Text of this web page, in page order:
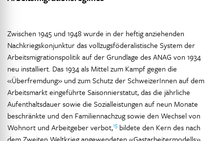
Zwischen 1945 und 1948 wurde in der heftig anziehenden
Nachkriegskonjunktur das vollzugsföderalistische System der
Arbeitsmigrationspolitik auf der Grundlage des ANAG von 1934
neu installiert. Das 1934 als Mittel zum Kampf gegen die
«Überfremdung» und zum Schutz der SchweizerInnen auf dem
Arbeitsmarkt eingeführte Saisonnierstatut, das die jährliche
Aufenthaltsdauer sowie die Sozialleistungen auf neun Monate
beschränkte und den Familiennachzug sowie den Wechsel von
Wohnort und Arbeitgeber verbot,15 bildete den Kern des nach